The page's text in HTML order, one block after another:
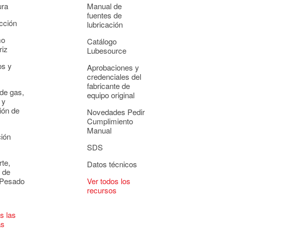
y
gas,
de
de
las
Manual de
fuentes de
lubricación
Catálogo
Lubesource
Aprobaciones y
credenciales del
fabricante de
equipo original
Novedades Pedir
Cumplimiento
Manual
SDS
Datos técnicos
Ver todos los
recursos